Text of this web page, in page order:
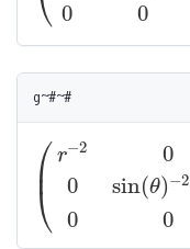
0
0
⎛
⎝
⎜ r−2
0
0
0
sin(θ)−2
0
r 00 sin(θ)−2r −20